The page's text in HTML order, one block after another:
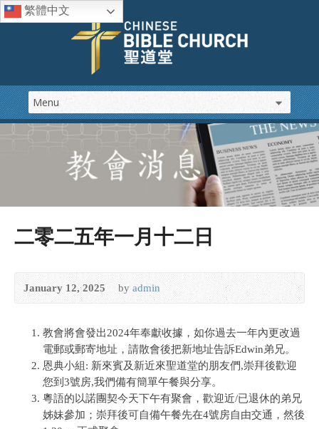
繁體中文
二零二五年一月十二日
January 12, 2025 by admin
教會將會發出2024年奉獻收據，如你過去一年內更改過
電郵或郵寄地址，請散會後把新地址告訴Edwin弟兄。
恩典小組: 新來賓及新近來聖道堂的朋友們,崇拜後歡迎
您到3號房,我們備有簡單午餐與分享。
粵語的以諾團契今天下午有聚會，歡迎近/已退休的弟兄
姊妹參加；崇拜後可自備午餐先在4號房自由交通，然後